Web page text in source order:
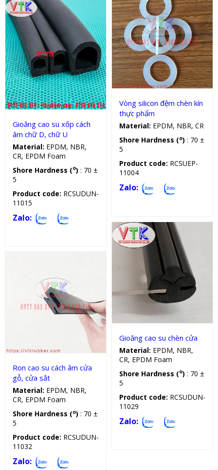
Vòng đệm silicon
Vòng silicon đệm chèn kín
thực phẩm
Material: EPDM, NBR, CR
Shore Hardness (o) : 70 ±
5
Product code: RCSUEP-
11004
Zalo:
Gioăng cao su xốp
Gioăng cao su xốp cách
âm chữ D, chữ U
Material: EPDM, NBR,
CR, EPDM Foam
Shore Hardness (o) : 70 ±
5
Product code: RCSUDUN-
11015
Zalo:
Ron cao su chữ
Gioăng cao su chèn cửa
Material: EPDM, NBR,
CR, EPDM Foam
Shore Hardness (o) : 70 ±
5
Product code: RCSUDUN-
11029
Zalo:
Gioăng cao su cửa
Ron cao su cách âm cửa
gỗ, cửa sắt
Material: EPDM, NBR,
CR, EPDM Foam
Shore Hardness (o) : 70 ±
5
Product code: RCSUDUN-
11032
Zalo: